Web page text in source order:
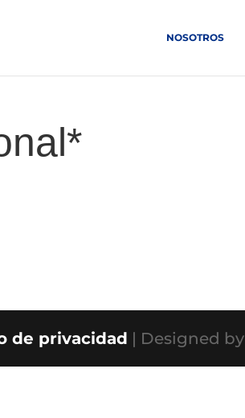
NOSOTROS
de privacidad | Designed by